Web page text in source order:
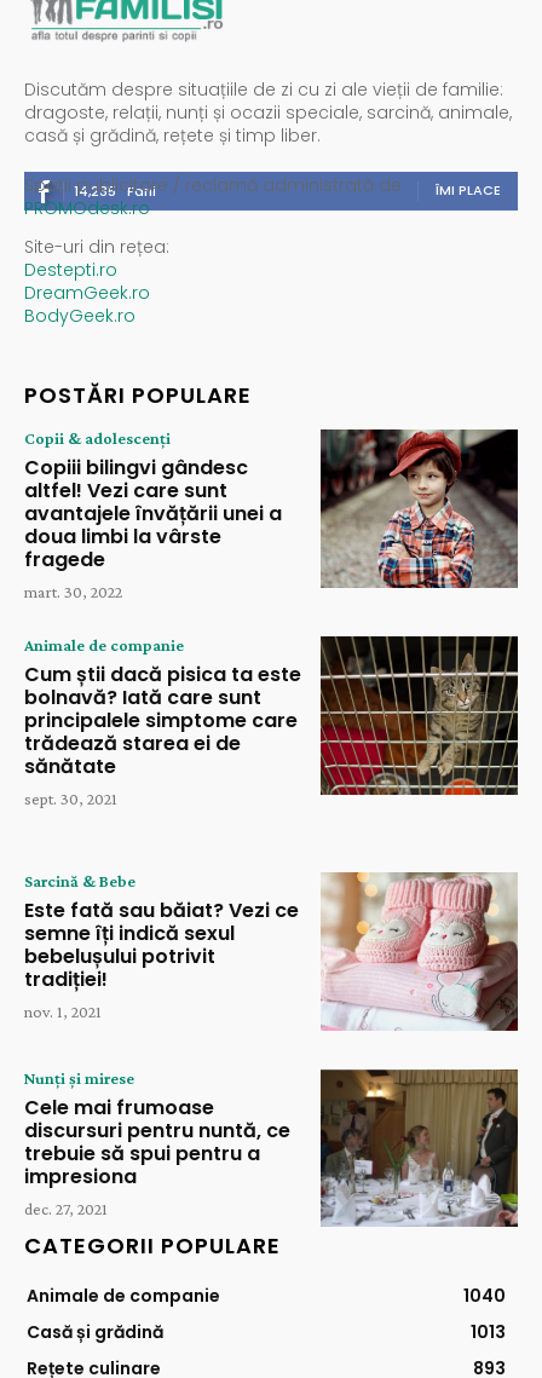
Discutăm despre situațiile de zi cu zi ale vieții de familie:
dragoste, relații, nunți și ocazii speciale, sarcină, animale,
casă și grădină, rețete și timp liber.
14,235 Fani ÎMI PLACE
Spații publicitare / reclamă administrată de
PROMOdesk.ro
Site-uri din rețea:
Destepti.ro
DreamGeek.ro
BodyGeek.ro
POSTĂRI POPULARE
Copii & adolescenți
Copiii bilingvi gândesc
altfel! Vezi care sunt
avantajele învățării unei a
doua limbi la vârste
fragede
mart. 30, 2022
Animale de companie
Cum știi dacă pisica ta este
bolnavă? Iată care sunt
principalele simptome care
trădează starea ei de
sănătate
sept. 30, 2021
Sarcină & Bebe
Este fată sau băiat? Vezi ce
semne îți indică sexul
bebelușului potrivit
tradiției!
nov. 1, 2021
Nunți și mirese
Cele mai frumoase
discursuri pentru nuntă, ce
trebuie să spui pentru a
impresiona
dec. 27, 2021
CATEGORII POPULARE
Animale de companie
1040
Casă și grădină
1013
Rețete culinare
893